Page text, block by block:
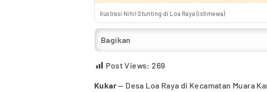
Ilustrasi Nihil Stunting di Loa Raya (istimewa)
Bagikan
Post Views: 269
Kukar— Desa Loa Raya di Kecamatan Muara